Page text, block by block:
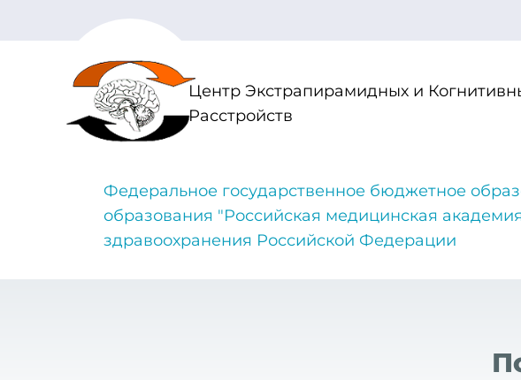
Центр Экстрапирамидных и
Расстройств
Федеральное государственное бюджетное
образования "Российская медицинская
здравоохранения Российской Федерации